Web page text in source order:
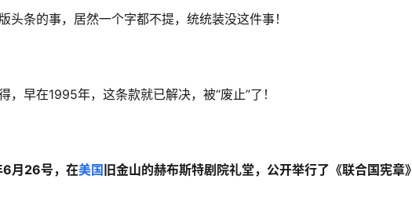
条的事，居然一个字都不提，统统装没这件事！
早在1995年，这条款就已解决，被“废止”了！
6月26号，在美国 旧金山的赫布斯特剧院礼堂，公开举行了《联合国宪章》